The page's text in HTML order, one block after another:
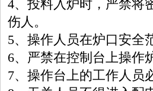
4、投料入炉时，严禁将
伤人。
5、操作人员在炉口安全
6、严禁在控制台上操作
7、操作台上的工作人员